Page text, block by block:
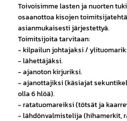
Toivoisimme lasten ja nuorten
osaanottoa kisojen
asianmukaisesti järjestettyä.
Toimitsijoita tarvitaan:
- kilpailun johtajaksi /
- lähettäjäksi.
- ajanoton kirjuriksi.
- ajanottajiksi (käsiajat
olla 6 hlöä).
- ratatuomareiksi (tötsät ja
- lähdönvalmistelija (hihamerkit,